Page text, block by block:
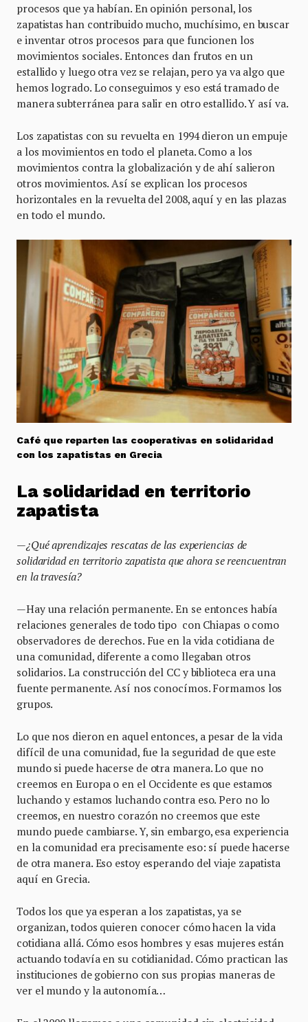
procesos que ya habían. En opinión personal, los
zapatistas han contribuido mucho, muchísimo, en buscar
e inventar otros procesos para que funcionen los
movimientos sociales. Entonces dan frutos en un
estallido y luego otra vez se relajan, pero ya va algo que
hemos logrado. Lo conseguimos y eso está tramado de
manera subterránea para salir en otro estallido. Y así va.
Los zapatistas con su revuelta en 1994 dieron un empuje
a los movimientos en todo el planeta. Como a los
movimientos contra la globalización y de ahí salieron
otros movimientos. Así se explican los procesos
horizontales en la revuelta del 2008, aquí y en las plazas
en todo el mundo.
Café que reparten las cooperativas en solidaridad
con los zapatistas en Grecia
La solidaridad en territorio
zapatista
—¿Quéaprendizajes rescatas de las experiencias de
solidaridad en territorio zapatista que ahora se reencuentran
en la travesía?
—Hay una relación permanente. En se entonces había
relaciones generales de todo tipo con Chiapas o como
observadores de derechos. Fue en la vida cotidiana de
una comunidad, diferente a como llegaban otros
solidarios. La construcción del CC y biblioteca era una
fuente permanente. Así nos conocímos. Formamos los
grupos.
Lo que nos dieron en aquel entonces, a pesar de la vida
difícil de una comunidad, fue la seguridad de que este
mundo si puede hacerse de otra manera. Lo que no
creemos en Europa o en el Occidente es que estamos
luchando y estamos luchando contra eso. Pero no lo
creemos, en nuestro corazón no creemos que este
mundo puede cambiarse. Y, sin embargo, esa experiencia
en la comunidad era precisamente eso: sí puede hacerse
de otra manera. Eso estoy esperando del viaje zapatista
aquí en Grecia.
Todos los que ya esperan a los zapatistas, ya se
organizan, todos quieren conocer cómo hacen la vida
cotidiana allá. Cómo esos hombres y esas mujeres están
actuando todavía en su cotidianidad. Cómo practican las
instituciones de gobierno con sus propias maneras de
ver el mundo y la autonomía…